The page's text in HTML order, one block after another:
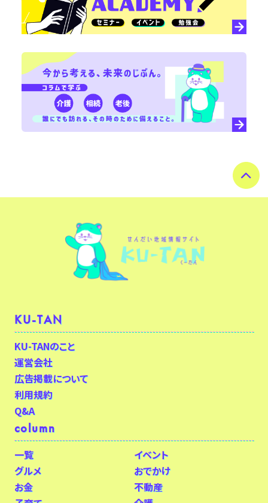
KU-TAN
KU-TANのこと
運営会社
広告掲載について
利用規約
Q&A
column
一覧
イベント
グルメ
おでかけ
お金
不動産